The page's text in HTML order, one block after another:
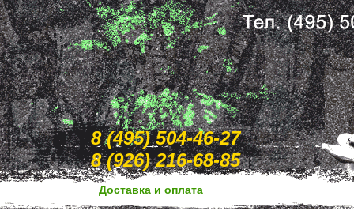
8 (495) 504-46-27
8 (926) 216-68-85
Доcтавка и оплата